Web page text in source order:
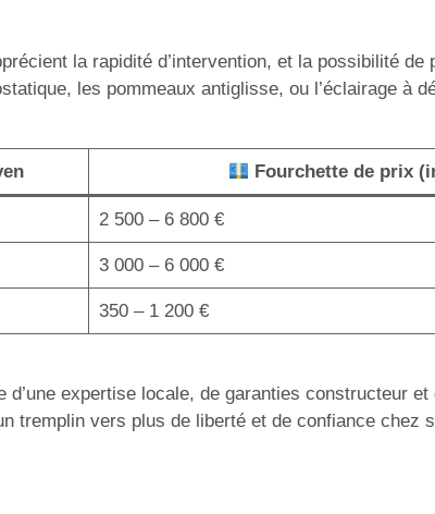
la rapidité d’intervention, et la possibilité
les pommeaux antiglisse, ou l’éclairage à
Fourchette de prix
2 500 – 6 800 €
3 000 – 6 000 €
350 – 1 200 €
expertise locale, de garanties constructeur et
tremplin vers plus de liberté et de confiance chez